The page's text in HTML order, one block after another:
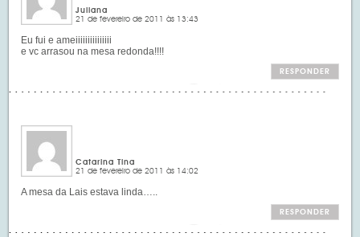
Juliana
21 de fevereiro de 2011 às 13:43
Eu fui e ameiiiiiiiiiiiiiii
e vc arrasou na mesa redonda!!!!
RESPONDER
Catarina Tina
21 de fevereiro de 2011 às 14:02
A mesa da Lais estava linda…..
RESPONDER